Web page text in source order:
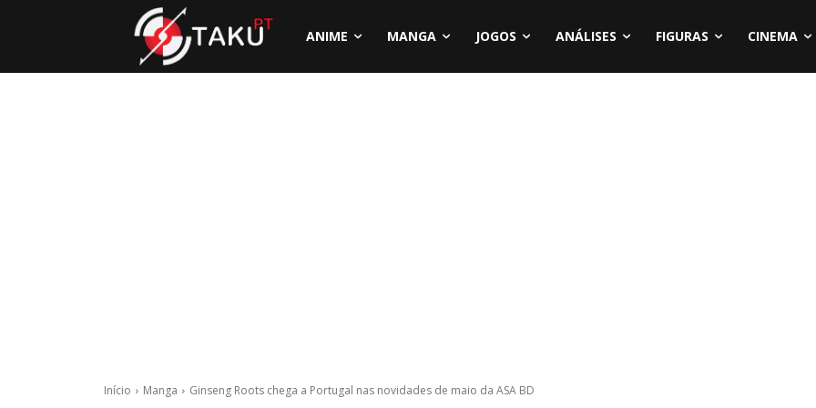
ANIME MANGA JOGOS ANÁLISES FIGURAS CINEMA
Início Manga Ginseng Roots chega a Portugal nas novidades de maio da ASA BD